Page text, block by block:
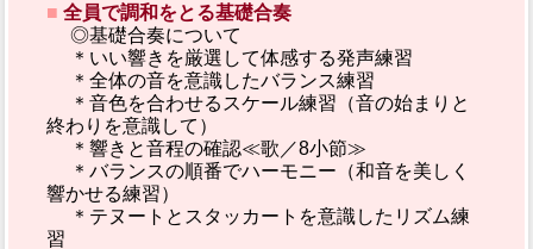
■ 全員で調和をとる基礎合奏
◎基礎合奏について
＊いい響きを厳選して体感する発声練習
＊全体の音を意識したバランス練習
＊音色を合わせるスケール練習（音の始まりと
終わりを意識して）
＊響きと音程の確認≪歌／8小節≫
＊バランスの順番でハーモニー（和音を美しく
響かせる練習）
＊テヌートとスタッカートを意識したリズム練
習